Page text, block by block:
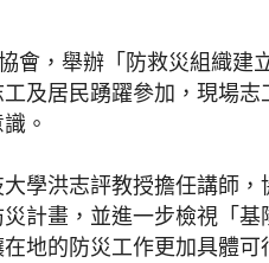
網
會，舉辦「防救災組織建
及居民踴躍參加，現場志
。
學洪志評教授擔任講師，
計畫，並進一步檢視「基
地的防災工作更加具體可